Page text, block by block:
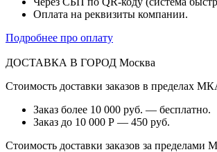
Оплата на реквизиты компании.
Подробнее про оплату
ДОСТАВКА В ГОРОД Москва
Стоимость доставки заказов в пределах
Заказ более 10 000 руб. — бесплатно.
Заказ до 10 000 Р — 450 руб.
Стоимость доставки заказов за